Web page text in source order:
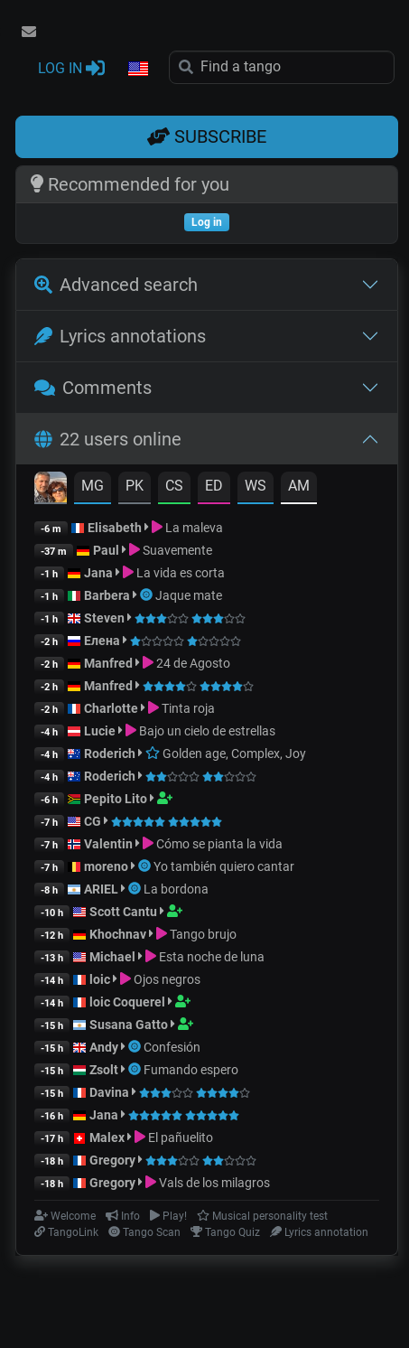
LOG IN
SUBSCRIBE
Recommended for you
Log in
Advanced search
Lyrics annotations
Comments
22 users online
MG PK CS ED WS AM
-6 m Elisabeth La maleva
-37 m Paul Suavemente
-1 h Jana La vida es corta
-1 h Barbera Jaque mate
-1 h Steven
-2 h Елена
-2 h Manfred 24 de Agosto
-2 h Manfred
-2 h Charlotte Tinta roja
-4 h Lucie Bajo un cielo de estrellas
-4 h Roderich Golden age, Complex, Joy
-4 h Roderich
-6 h Pepito Lito
-7 h CG
-7 h Valentin Cómo se pianta la vida
-7 h moreno Yo también quiero cantar
-8 h ARIEL La bordona
-10 h Scott Cantu
-12 h Khochnav Tango brujo
-13 h Michael Esta noche de luna
-14 h loic Ojos negros
-14 h loic Coquerel
-15 h Susana Gatto
-15 h Andy Confesión
-15 h Zsolt Fumando espero
-15 h Davina
-16 h Jana
-17 h Malex El pañuelito
-18 h Gregory
-18 h Gregory Vals de los milagros
Welcome Info Play!
Musical personality test
TangoLink
Tango Scan Tango Quiz Lyrics annotation